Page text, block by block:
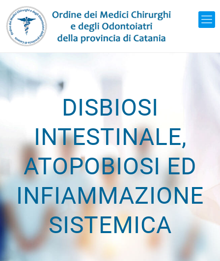
DISBIOSI
INTESTINALE,
ATOPOBIOSI ED
INFIAMMAZIONE
SISTEMICA